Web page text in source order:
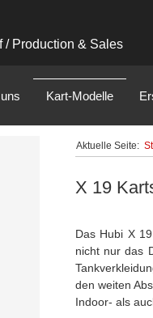
/ Production & Sales
Kart-Modelle
Aktuelle Seite:
X 19
Das Hubi X
nicht nur das
den weiten
Indoor- als